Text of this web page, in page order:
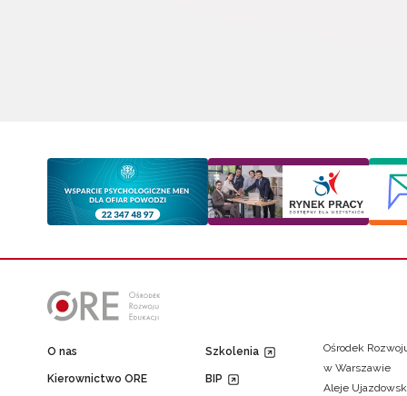
O nas
Kierownictwo ORE
Szkolenia
BIP
Ośrodek
w Warszawie
Aleje